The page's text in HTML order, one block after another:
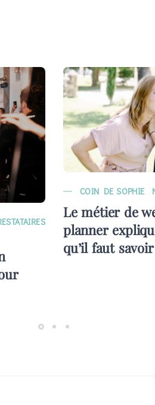
COIN DE SOPHIE
Le métier de
planner
qu’il faut savoir